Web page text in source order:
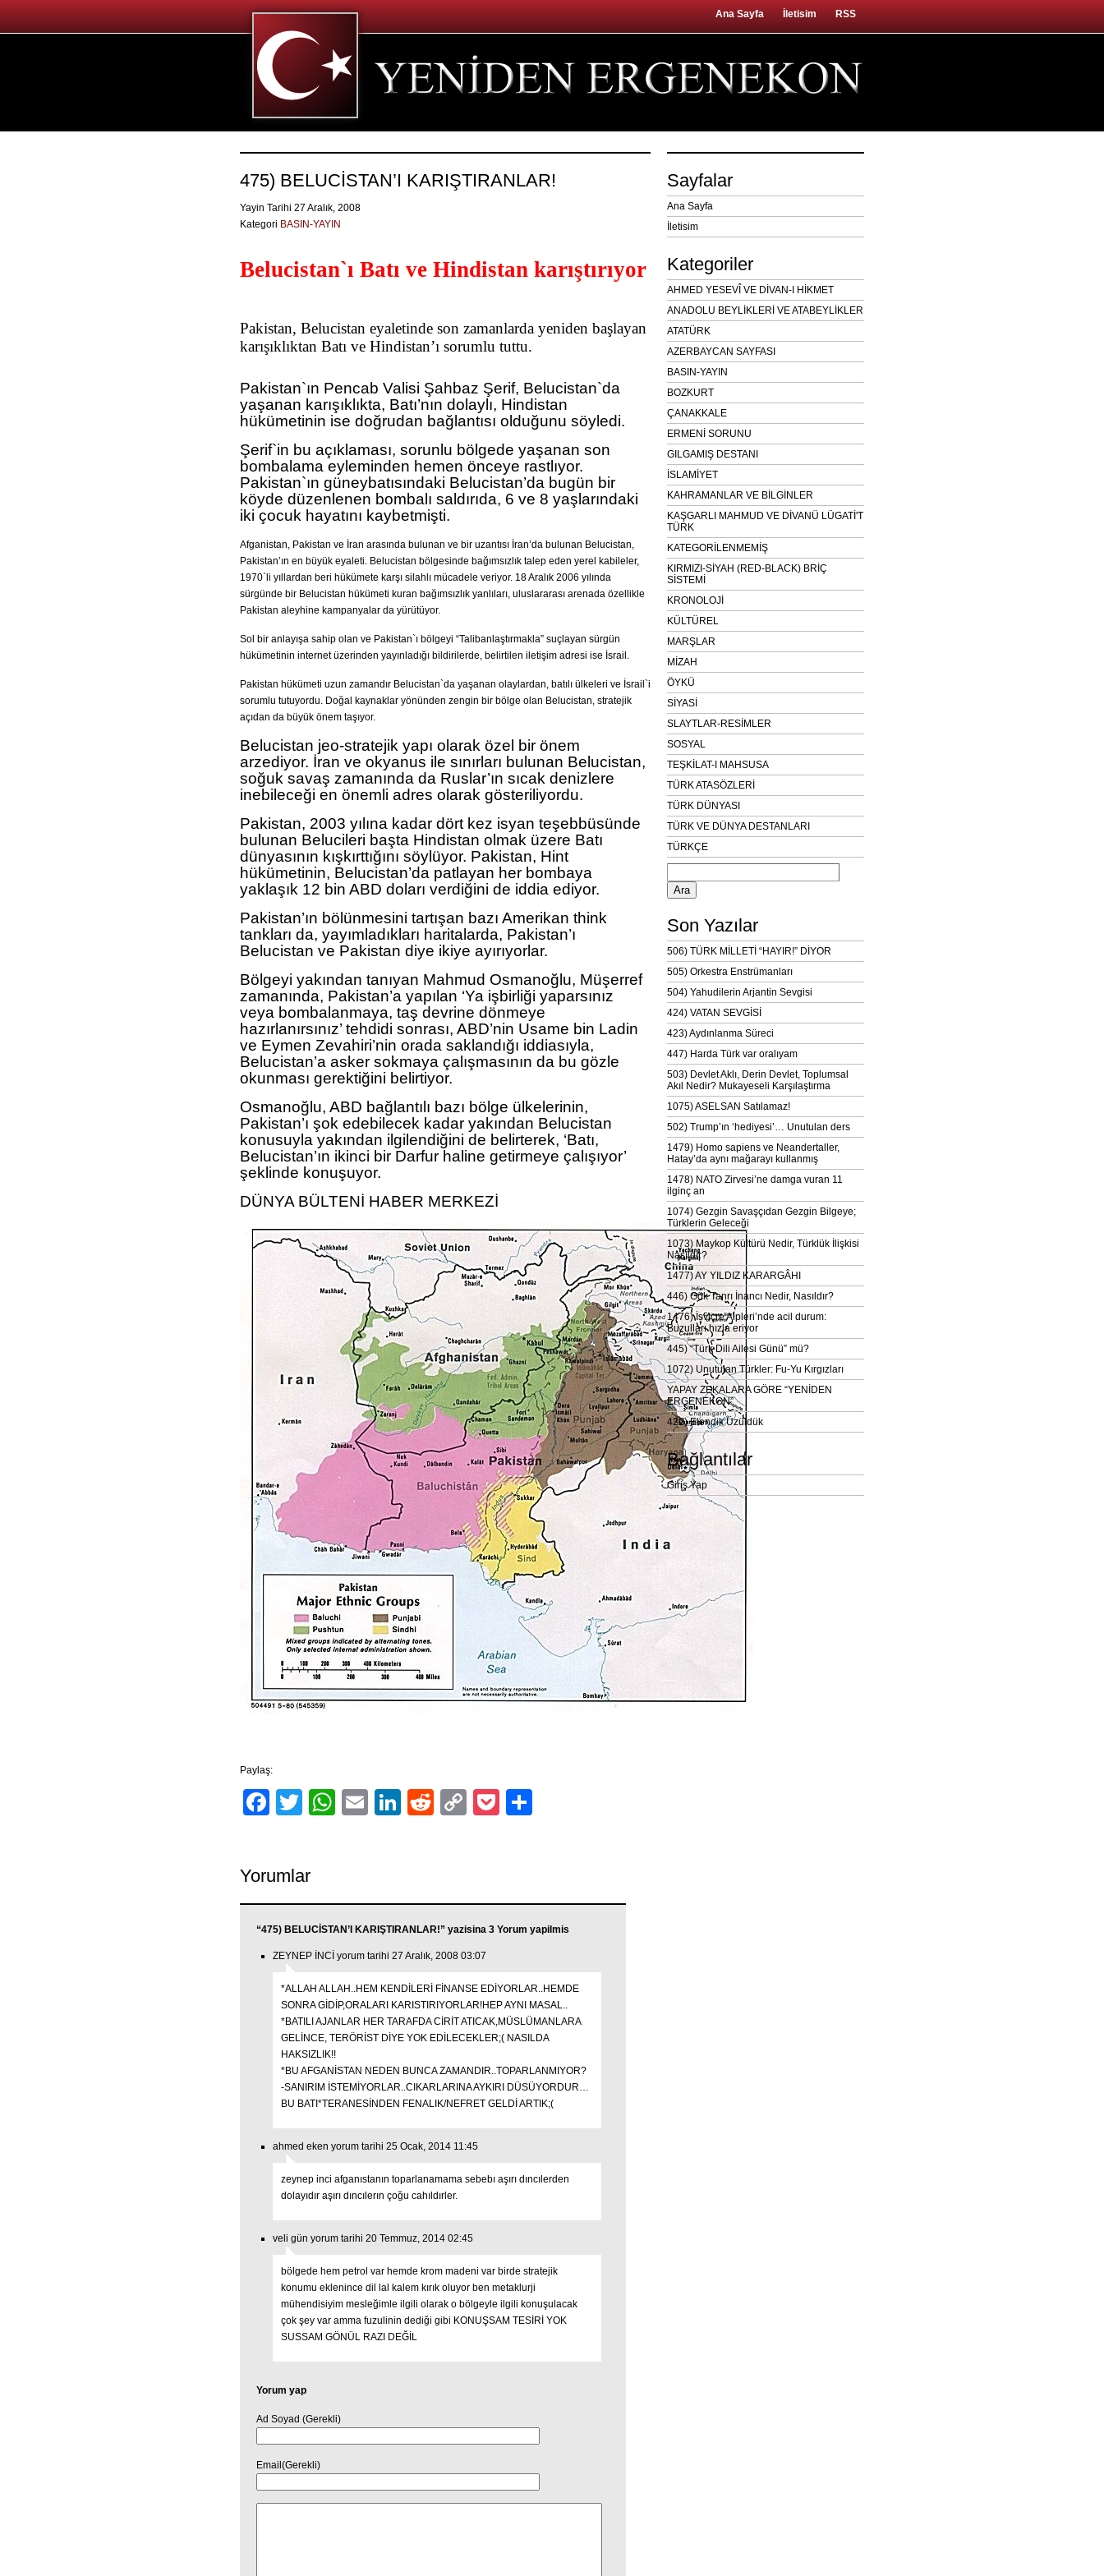
Ana Sayfa İletisim RSS
475) BELUCİSTAN’I KARIŞTIRANLAR!
Yayin Tarihi 27 Aralık, 2008
Kategori BASIN-YAYIN
Belucistan`ı Batı ve Hindistan karıştırıyor
Pakistan, Belucistan eyaletinde son zamanlarda yeniden başlayan
karışıklıktan Batı ve Hindistan’ı sorumlu tuttu.
Pakistan`ın Pencab Valisi Şahbaz Şerif, Belucistan`da
yaşanan karışıklıkta, Batı’nın dolaylı, Hindistan
hükümetinin ise doğrudan bağlantısı olduğunu söyledi.
Şerif`in bu açıklaması, sorunlu bölgede yaşanan son
bombalama eyleminden hemen önceye rastlıyor.
Pakistan`ın güneybatısındaki Belucistan’da bugün bir
köyde düzenlenen bombalı saldırıda, 6 ve 8 yaşlarındaki
iki çocuk hayatını kaybetmişti.
Afganistan, Pakistan ve İran arasında bulunan ve bir uzantısı İran’da bulunan Belucistan,
Pakistan’ın en büyük eyaleti. Belucistan bölgesinde bağımsızlık talep eden yerel kabileler,
1970`li yıllardan beri hükümete karşı silahlı mücadele veriyor. 18 Aralık 2006 yılında
sürgünde bir Belucistan hükümeti kuran bağımsızlık yanlıları, uluslararası arenada özellikle
Pakistan aleyhine kampanyalar da yürütüyor.
Sol bir anlayışa sahip olan ve Pakistan`ı bölgeyi “Talibanlaştırmakla” suçlayan sürgün
hükümetinin internet üzerinden yayınladığı bildirilerde, belirtilen iletişim adresi ise İsrail.
Pakistan hükümeti uzun zamandır Belucistan`da yaşanan olaylardan, batılı ülkeleri ve İsrail`i
sorumlu tutuyordu. Doğal kaynaklar yönünden zengin bir bölge olan Belucistan, stratejik
açıdan da büyük önem taşıyor.
Belucistan jeo-stratejik yapı olarak özel bir önem
arzediyor. İran ve okyanus ile sınırları bulunan Belucistan,
soğuk savaş zamanında da Ruslar’ın sıcak denizlere
inebileceği en önemli adres olarak gösteriliyordu.
Pakistan, 2003 yılına kadar dört kez isyan teşebbüsünde
bulunan Belucileri başta Hindistan olmak üzere Batı
dünyasının kışkırttığını söylüyor. Pakistan, Hint
hükümetinin, Belucistan’da patlayan her bombaya
yaklaşık 12 bin ABD doları verdiğini de iddia ediyor.
Pakistan’ın bölünmesini tartışan bazı Amerikan think
tankları da, yayımladıkları haritalarda, Pakistan’ı
Belucistan ve Pakistan diye ikiye ayırıyorlar.
Bölgeyi yakından tanıyan Mahmud Osmanoğlu, Müşerref
zamanında, Pakistan’a yapılan ‘Ya işbirliği yaparsınız
veya bombalanmaya, taş devrine dönmeye
hazırlanırsınız’ tehdidi sonrası, ABD’nin Usame bin Ladin
ve Eymen Zevahiri’nin orada saklandığı iddiasıyla,
Belucistan’a asker sokmaya çalışmasının da bu gözle
okunması gerektiğini belirtiyor.
Osmanoğlu, ABD bağlantılı bazı bölge ülkelerinin,
Pakistan’ı şok edebilecek kadar yakından Belucistan
konusuyla yakından ilgilendiğini de belirterek, ‘Batı,
Belucistan’ın ikinci bir Darfur haline getirmeye çalışıyor’
şeklinde konuşuyor.
DÜNYA BÜLTENİ HABER MERKEZİ
Paylaş:
Facebook
TwitterWhatsApp
EmailLinkedIn
RedditCopyPocket
Yorumlar
“475) BELUCİSTAN’I KARIŞTIRANLAR!” yazisina 3 Yorum yapilmis
ZEYNEP İNCİ yorum tarihi 27 Aralık, 2008 03:07
*ALLAH ALLAH..HEM KENDİLERİ FİNANSE EDİYORLAR..HEMDE
SONRA GİDİP,ORALARI KARISTIRIYORLAR!HEP AYNI MASAL..
*BATILI AJANLAR HER TARAFDA CİRİT ATICAK,MÜSLÜMANLARA
GELİNCE, TERÖRİST DİYE YOK EDİLECEKLER;( NASILDA
HAKSIZLIK!!
*BU AFGANİSTAN NEDEN BUNCA ZAMANDIR..TOPARLANMIYOR?
-SANIRIM İSTEMİYORLAR..CIKARLARINA AYKIRI DÜSÜYORDUR…
BU BATI*TERANESİNDEN FENALIK/NEFRET GELDİ ARTIK;(
ahmed eken yorum tarihi 25 Ocak, 2014 11:45
zeynep inci afganıstanın toparlanamama sebebı aşırı dıncılerden
dolayıdır aşırı dıncılerın çoğu cahıldırler.
veli gün yorum tarihi 20 Temmuz, 2014 02:45
bölgede hem petrol var hemde krom madeni var birde stratejik
konumu eklenince dil lal kalem kırık oluyor ben metaklurji
mühendisiyim mesleğimle ilgili olarak o bölgeyle ilgili konuşulacak
çok şey var amma fuzulinin dediği gibi KONUŞSAM TESİRİ YOK
SUSSAM GÖNÜL RAZI DEĞİL
Yorum yap
Ad Soyad (Gerekli)
Email(Gerekli)
Sayfalar
Ana Sayfa
İletisim
Kategoriler
AHMED YESEVÎ VE DİVAN-I HİKMET
ANADOLU BEYLİKLERİ VE ATABEYLİKLER
ATATÜRK
AZERBAYCAN SAYFASI
BASIN-YAYIN
BOZKURT
ÇANAKKALE
ERMENİ SORUNU
GILGAMIŞ DESTANI
İSLAMİYET
KAHRAMANLAR VE BİLGİNLER
KAŞGARLI MAHMUD VE DİVANÜ LÜGATİ'T
TÜRK
KATEGORİLENMEMİŞ
KIRMIZI-SİYAH (RED-BLACK) BRİÇ
SİSTEMİ
KRONOLOJİ
KÜLTÜREL
MARŞLAR
MİZAH
ÖYKÜ
SİYASİ
SLAYTLAR-RESİMLER
SOSYAL
TEŞKİLAT-I MAHSUSA
TÜRK ATASÖZLERİ
TÜRK DÜNYASI
TÜRK VE DÜNYA DESTANLARI
TÜRKÇE
Arama:
Son Yazılar
506) TÜRK MİLLETİ “HAYIR!” DİYOR
505) Orkestra Enstrümanları
504) Yahudilerin Arjantin Sevgisi
424) VATAN SEVGİSİ
423) Aydınlanma Süreci
447) Harda Türk var oralıyam
503) Devlet Aklı, Derin Devlet, Toplumsal
Akıl Nedir? Mukayeseli Karşılaştırma
1075) ASELSAN Satılamaz!
502) Trump’ın ‘hediyesi’… Unutulan ders
1479) Homo sapiens ve Neandertaller,
Hatay’da aynı mağarayı kullanmış
1478) NATO Zirvesi’ne damga vuran 11
ilginç an
1074) Gezgin Savaşçıdan Gezgin Bilgeye;
Türklerin Geleceği
1073) Maykop Kültürü Nedir, Türklük İlişkisi
Nasıldır?
1477) AY YILDIZ KARARGÂHI
446) Gök Tanrı İnancı Nedir, Nasıldır?
1476) İsviçre Alpleri’nde acil durum:
Buzulları hızla eriyor
445) “Türk Dili Ailesi Günü” mü?
1072) Unutulan Türkler: Fu-Yu Kırgızları
YAPAY ZEKALARA GÖRE “YENİDEN
ERGENEKON”
422) Elendik Üzüldük
Bağlantılar
Giriş Yap